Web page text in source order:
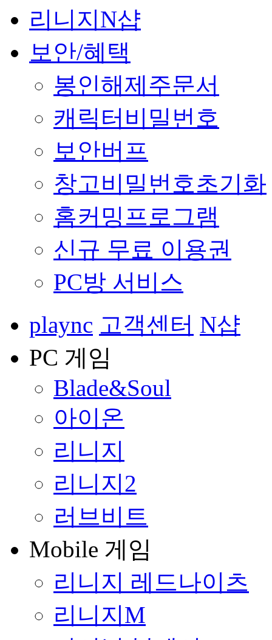
리니지N샵
보안/혜택
봉인해제주문서
캐릭터비밀번호
보안버프
창고비밀번호초기화
홈커밍프로그램
신규 무료 이용권
PC방 서비스
plaync 고객센터 N샵
PC 게임
Blade&Soul
아이온
리니지
리니지2
러브비트
Mobile 게임
리니지 레드나이츠
리니지M